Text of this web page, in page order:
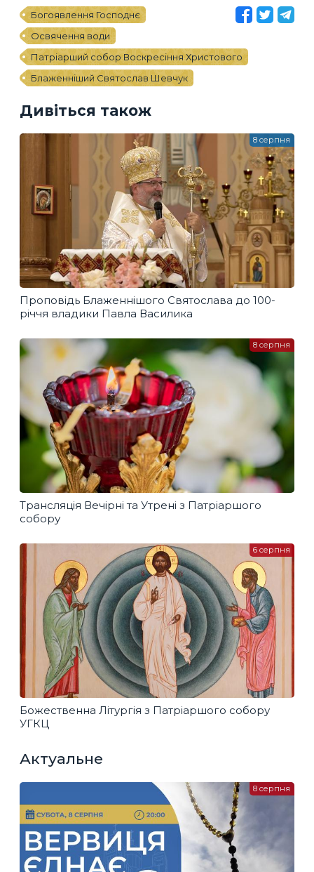
Богоявлення Господнє
Освячення води
Патріарший собор Воскресіння Христового
Блаженніший Святослав Шевчук
Дивіться також
Проповідь Блаженнішого Святослава до 100-
річчя владики Павла Василика
8 серпня
Трансляція Вечірні та Утрені з Патріаршого
собору
8 серпня
Божественна Літургія з Патріаршого собору
УГКЦ
6 серпня
Актуальне
8 серпня